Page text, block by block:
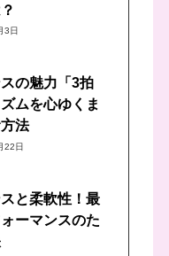
3日
の魅力「3拍
ムを心ゆくま
法
22日
と柔軟性！最
ーマンスのた